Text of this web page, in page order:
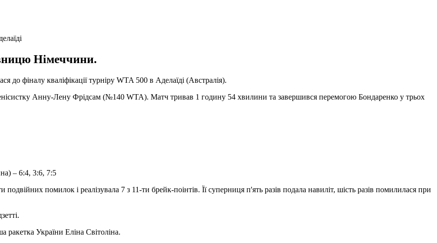
Німеччини.
фіналу кваліфікації турніру WTA 500 в Аделаїді (Австралія).
тенісистку Анну-Лену Фрідсам (№140 WTA). Матч тривав 1 годину 54 хвилини та завершився перемогою Бондаренко у трьох
– 6:4, 3:6, 7:5
помилок і реалізувала 7 з 11-ти брейк-поінтів. Її суперниця п'ять разів подала навиліт, шість разів помилилася при
ракетка України Еліна Світоліна.